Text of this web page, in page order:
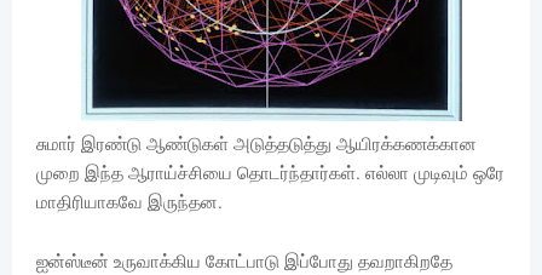
சுமார் இரண்டு ஆண்டுகள் அடுத்தடுத்து ஆயிரக்கணக்கான
முறை இந்த ஆராய்ச்சியை தொடர்ந்தார்கள். எல்லா முடிவும் ஒரே
மாதிரியாகவே இருந்தன.
ஐன்ஸ்டீன் உருவாக்கிய கோட்பாடு இப்போது தவறாகிறதே